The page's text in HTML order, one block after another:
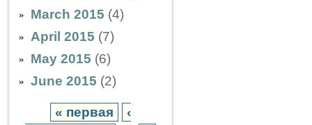
March 2015 (4)
April 2015 (7)
May 2015 (6)
June 2015 (2)
« первая
‹